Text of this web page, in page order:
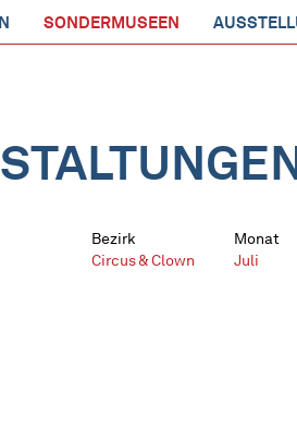
SONDERMUSEEN
Bezirk
Circus & Clown
Monat
Juli